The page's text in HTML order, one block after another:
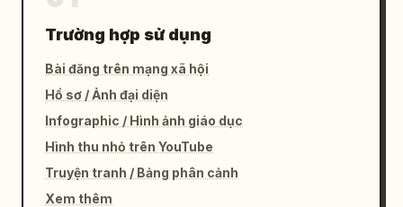
Trường hợp sử dụng
Bài đăng trên mạng xã hội
Hồ sơ / Ảnh đại diện
Infographic / Hình ảnh giáo dục
Hình thu nhỏ trên YouTube
Truyện tranh / Bảng phân cảnh
Xem thêm